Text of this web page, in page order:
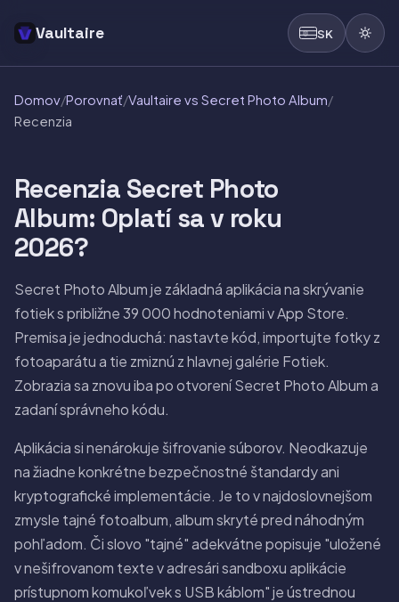
Vaultaire SK
Domov/Porovnať/Vaultaire vs Secret Photo Album/
Recenzia
Recenzia Secret Photo
Album: Oplatí sa v roku
2026?
Secret Photo Album je základná aplikácia na skrývanie
fotiek s približne 39 000 hodnoteniami v App Store.
Premisa je jednoduchá: nastavte kód, importujte fotky z
fotoaparátu a tie zmiznú z hlavnej galérie Fotiek.
Zobrazia sa znovu iba po otvorení Secret Photo Album a
zadaní správneho kódu.
Aplikácia si nenárokuje šifrovanie súborov. Neodkazuje
na žiadne konkrétne bezpečnostné štandardy ani
kryptografické implementácie. Je to v najdoslovnejšom
zmysle tajné fotoalbum, album skryté pred náhodným
pohľadom. Či slovo "tajné" adekvátne popisuje "uložené
v nešifrovanom texte v adresári sandboxu aplikácie
prístupnom komukoľvek s USB káblom" je ústrednou